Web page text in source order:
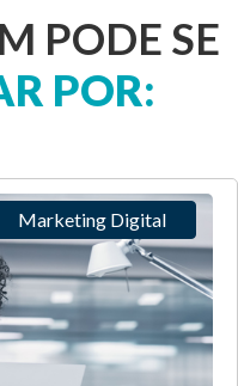
PODE SE
POR:
Marketing Digital